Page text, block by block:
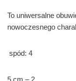
To uniwersalne
nowoczesnego
spód: 4